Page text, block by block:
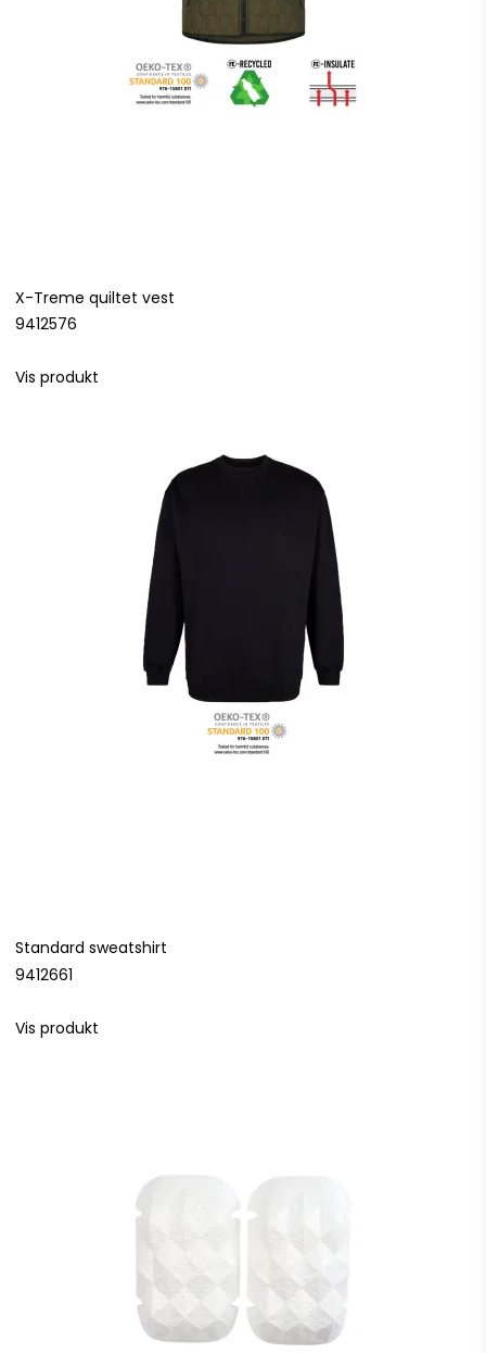
X-Treme quiltet vest
9412576
Vis produkt
Standard sweatshirt
9412661
Vis produkt